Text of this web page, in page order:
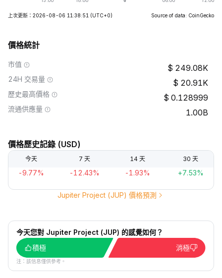
上次更新：2026-08-06 11:38:51 (UTC+0) Source of data: CoinGecko
價格統計
市值 249.08K
24H 交易量 20.91K
歷史最高價格 0.128999
流通供應量 1.00B
價格歷史記錄 (USD)
今天 7 天 14 天 30 天
-9.77% -12.43% -1.93% +7.53%
Jupiter Project (JUP) 價格預測
今天您對 Jupiter Project (JUP) 的感覺如何？
積極
消極
注：該信息僅供參考。